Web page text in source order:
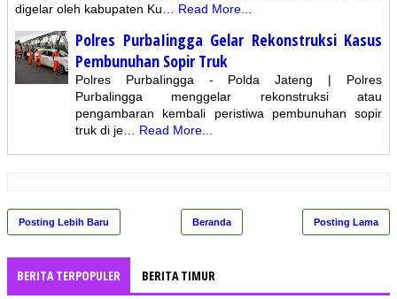
digelar oleh kabupaten Ku…
Read More...
Polres PurbaIingga Gelar Rekonstruksi Kasus
Pembunuhan Sopir Truk
Polres PurbaIingga - Polda Jateng | Polres
Purbalingga menggelar rekonstruksi atau
pengambaran kembali peristiwa pembunuhan sopir
truk di je… Read More...
Posting Lebih Baru Posting Lama
Beranda
BERITA TERPOPULER BERITA TIMUR